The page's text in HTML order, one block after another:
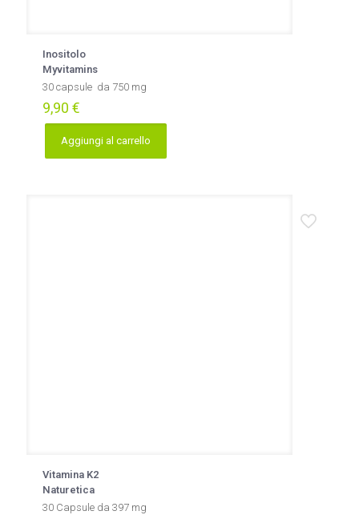
Inositolo
Myvitamins
30 capsule da 750 mg
9,90 €
Aggiungi al carrello
Vitamina K2
Naturetica
30 Capsule da 397 mg